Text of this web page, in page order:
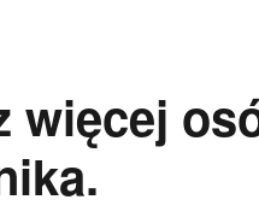
więcej